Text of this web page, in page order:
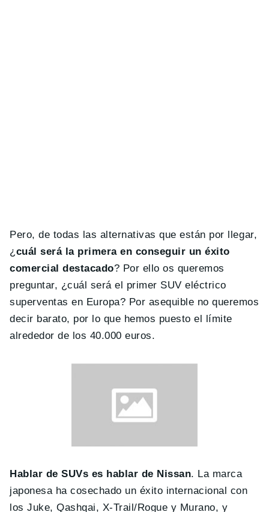
Pero, de todas las alternativas que están por llegar,
¿ cuál será la primera en conseguir un éxito
comercial destacado? Por ello os queremos
preguntar, ¿cuál será el primer SUV eléctrico
superventas en Europa? Por asequible no queremos
decir barato, por lo que hemos puesto el límite
alrededor de los 40.000 euros.
Hablar de SUVs es hablar de Nissan. La marca
japonesa ha cosechado un éxito internacional con
los Juke, Qashqai, X-Trail/Rogue y Murano, y